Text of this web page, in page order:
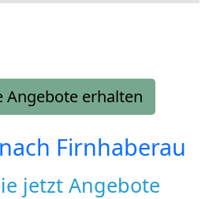
Angebote erhalten
Firnhaberau
jetzt Angebote